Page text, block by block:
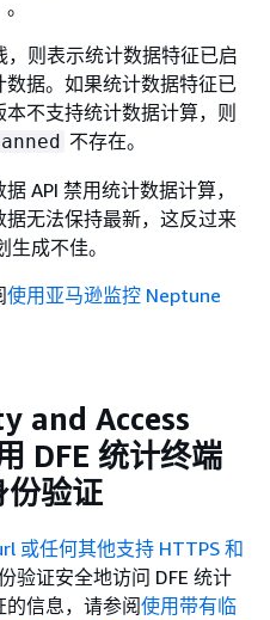
则表示统计数据特征已启
据。如果统计数据特征已
不支持统计数据计算，则
不存在。
API 禁用统计数据计算，
无法保持最新，这反过来
成不佳。
使用亚马逊监控 Neptune
and Access
DFE 统计终端
份验证
或任何其他支持 HTTPS 和
验证安全地访问 DFE 统计
信息，请参阅使用带有临